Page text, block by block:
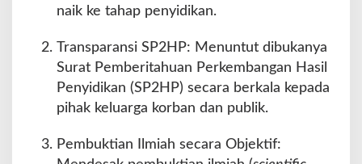
naik ke tahap penyidikan.
Transparansi SP2HP: Menuntut dibukanya
Surat Pemberitahuan Perkembangan Hasil
Penyidikan (SP2HP) secara berkala kepada
pihak keluarga korban dan publik.
Pembuktian Ilmiah secara Objektif: